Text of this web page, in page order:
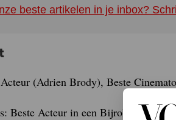
beste artikelen in je inbox?
(Adrien Brody), Beste
Beste Acteur in een Bijrol (Guy